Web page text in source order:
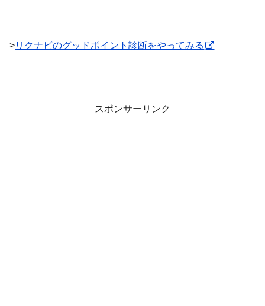
>リクナビのグッドポイント診断をやってみる
スポンサーリンク